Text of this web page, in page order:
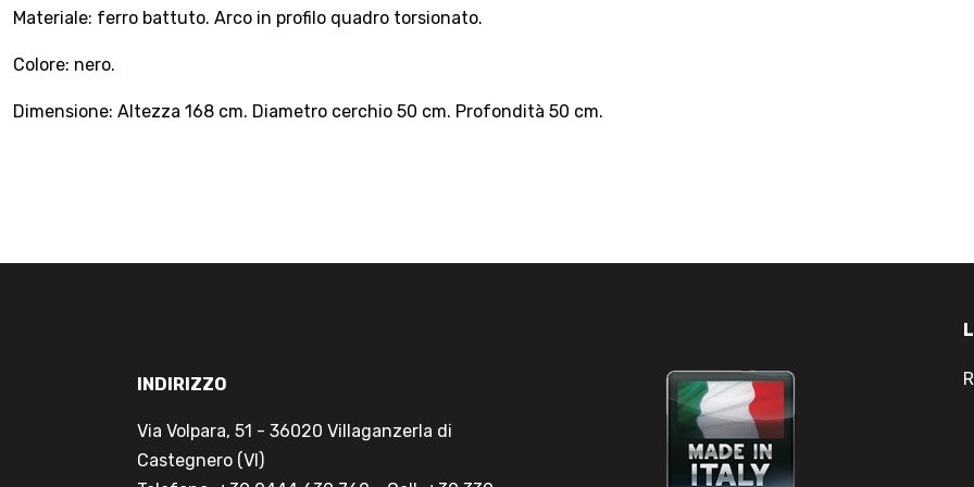
Materiale: ferro battuto. Arco in profilo quadro torsionato.
Colore: nero.
Dimensione: Altezza 168 cm. Diametro cerchio 50 cm. Profondità 50 cm.
INDIRIZZO
Via Volpara, 51 - 36020 Villaganzerla di
Castegnero (VI)